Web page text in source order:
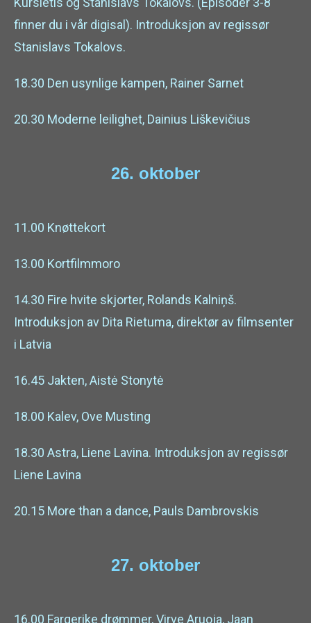
finner du i vår digisal). Introduksjon av regissør
Stanislavs Tokalovs.
18.30 Den usynlige kampen, Rainer Sarnet
20.30 Moderne leilighet, Dainius Liškevičius
26. oktober
11.00 Knøttekort
13.00 Kortfilmmoro
14.30 Fire hvite skjorter, Rolands Kalniņš.
Introduksjon av Dita Rietuma, direktør av filmsenter
i Latvia
16.45 Jakten, Aistė Stonytė
18.00 Kalev, Ove Musting
18.30 Astra, Liene Lavina. Introduksjon av regissør
Liene Lavina
20.15 More than a dance, Pauls Dambrovskis
27. oktober
16.00 Fargerike drømmer, Virve Aruoja, Jaan